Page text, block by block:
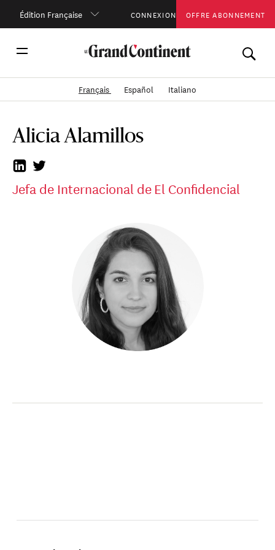
Édition Française CONNEXION OFFRE ABONNEMENT
Français Español Italiano
Alicia Alamillos
Jefa de Internacional de El Confidencial